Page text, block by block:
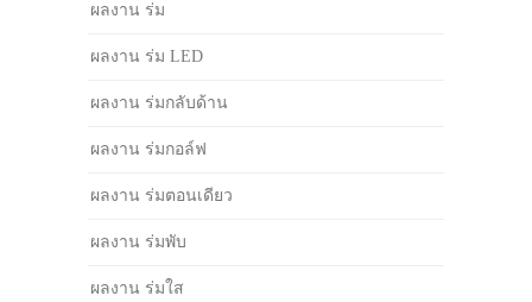
ผลงาน ร่ม
ผลงาน ร่ม LED
ผลงาน ร่มกลับด้าน
ผลงาน ร่มกอล์ฟ
ผลงาน ร่มตอนเดียว
ผลงาน ร่มพับ
ผลงาน ร่มใส